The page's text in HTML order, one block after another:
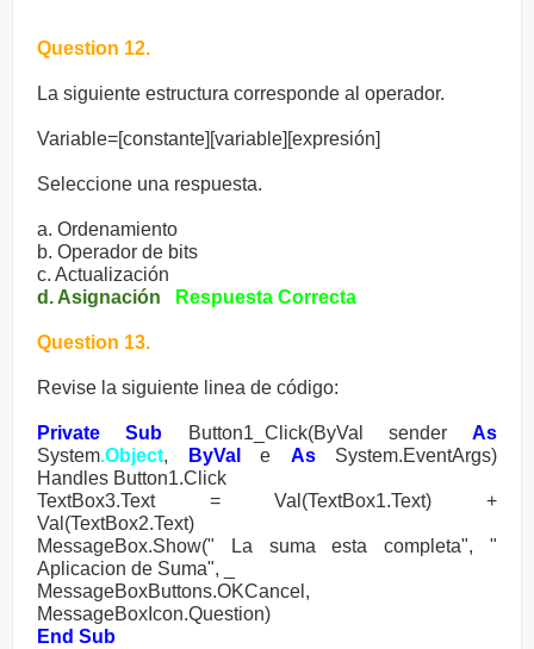
Question 12.
La siguiente estructura corresponde al operador.
Variable=[constante][variable][expresión]
Seleccione una respuesta.
a. Ordenamiento
b. Operador de bits
c. Actualización
d. Asignación
Respuesta Correcta
Question 13.
Revise la siguiente linea de código:
Private Sub Button1_Click(ByVal sender As
System.Object, ByVal e AsSystem.EventArgs)
Handles Button1.Click
TextBox3.Text = Val(TextBox1.Text) +
Val(TextBox2.Text)
MessageBox.Show(" La suma esta completa", "
Aplicacion de Suma", _
MessageBoxButtons.OKCancel,
MessageBoxIcon.Question)
End Sub